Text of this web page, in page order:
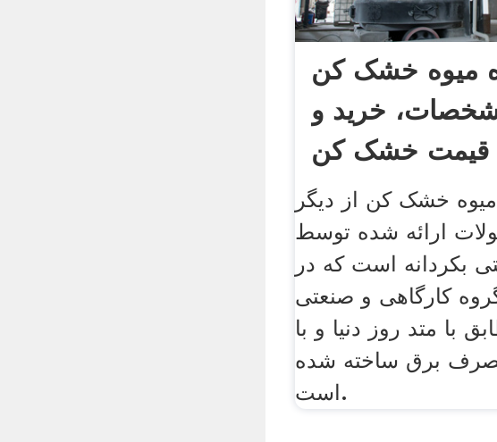
میوه خشک کن
خرید و
خشک کن از دیگر
ارائه شده توسط
بکردانه است که در
کارگاهی و صنعتی
با متد روز دنیا و با
برق ساخته شده
است.